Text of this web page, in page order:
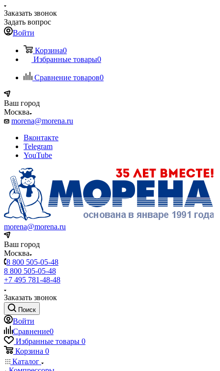
Заказать звонок
Задать вопрос
Войти
Корзина0
Избранные товары0
Сравнение товаров0
Ваш город
Москва
morena@morena.ru
Вконтакте
Telegram
YouTube
morena@morena.ru
Ваш город
Москва
8 800 505-05-48
8 800 505-05-48
+7 495 781-48-48
Заказать звонок
Поиск
Войти
Сравнение0
Избранные товары 0
Корзина 0
Каталог